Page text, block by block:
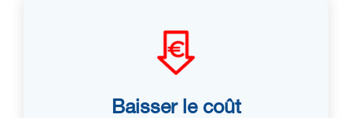
Baisser le coût